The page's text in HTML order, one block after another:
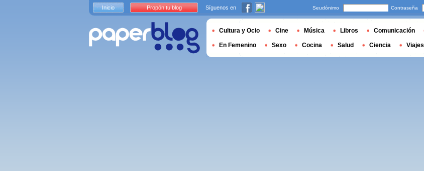
Inicio Propón tu blog Síguenos en Seudónimo Contraseña
Cultura y Ocio Cine Música Libros Comunicación
En Femenino Sexo Cocina Salud Ciencia Viajes